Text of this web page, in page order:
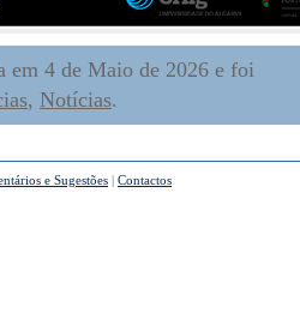
em 4 de Maio de 2026 e foi
, Notícias.
e Sugestões | Contactos